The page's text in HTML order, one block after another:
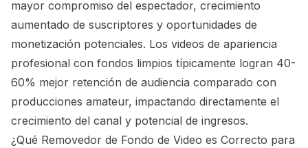
mayor compromiso del espectador, crecimiento
aumentado de suscriptores y oportunidades de
monetización potenciales. Los videos de apariencia
profesional con fondos limpios típicamente logran 40-
60% mejor retención de audiencia comparado con
producciones amateur, impactando directamente el
crecimiento del canal y potencial de ingresos.
¿Qué Removedor de Fondo de Video es Correcto para